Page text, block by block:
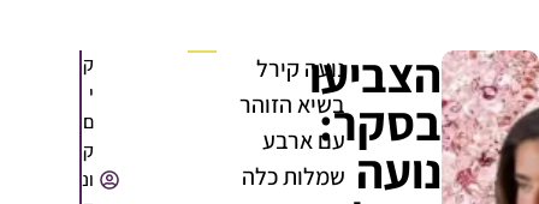
הצביעו
בסקר:
נועה
נועה קירל
בשיא הזוהר
עם ארבע
שמלות כלה
ק
י
ם
ק
ונ